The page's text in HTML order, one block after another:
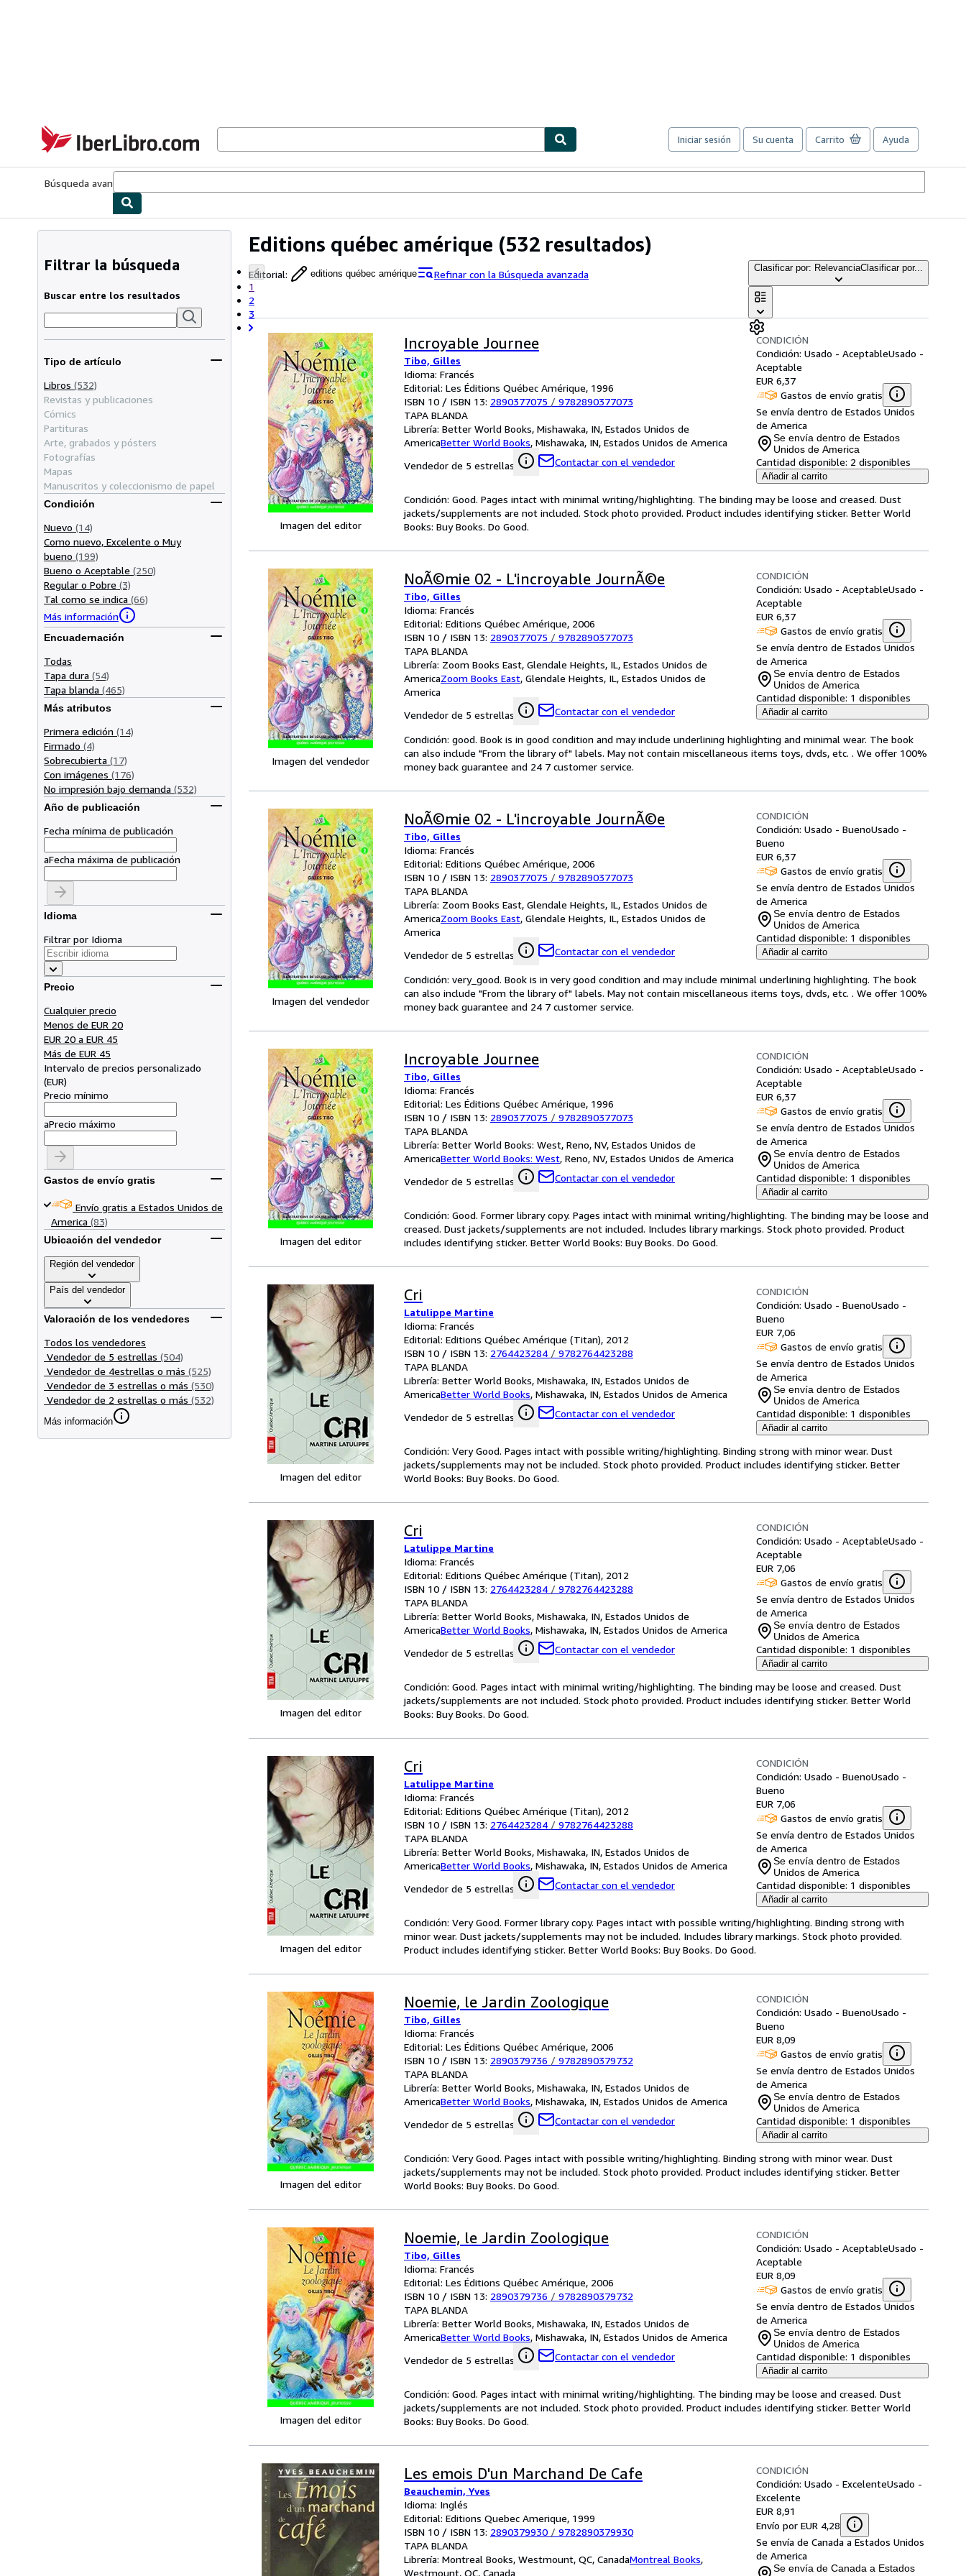
IberLibro.com
Iniciar sesión Su cuenta Carrito Ayuda
Búsqueda avanzada
Editions québec amérique (532 resultados)
Editorial: editions québec amérique
Refinar con la Búsqueda avanzada
1
2
3
Clasificar por: RelevanciaClasificar por...
Filtrar la búsqueda
Buscar entre los resultados
Tipo de artículo
Libros (532)
Revistas y publicaciones
Cómics
Partituras
Arte, grabados y pósters
Fotografías
Mapas
Manuscritos y coleccionismo de papel
Condición
Nuevo (14)
Como nuevo, Excelente o Muy
bueno (199)
Bueno o Aceptable (250)
Regular o Pobre (3)
Tal como se indica (66)
Más información
Encuadernación
Todas
Tapa dura (54)
Tapa blanda (465)
Más atributos
Primera edición (14)
Firmado (4)
Sobrecubierta (17)
Con imágenes (176)
No impresión bajo demanda (532)
Año de publicación
Fecha mínima de publicación
aFecha máxima de publicación
Idioma
Filtrar por Idioma
Precio
Cualquier precio
Menos de EUR 20
EUR 20 a EUR 45
Más de EUR 45
Intervalo de precios personalizado
(EUR)
Precio mínimo
aPrecio máximo
Gastos de envío gratis
Envío gratis a Estados Unidos de
America (83)
Ubicación del vendedor
Región del vendedor
País del vendedor
Valoración de los vendedores
Todos los vendedores
Vendedor de 5 estrellas (504)
Vendedor de 4estrellas o más (525)
Vendedor de 3 estrellas o más (530)
Vendedor de 2 estrellas o más (532)
Más información
Imagen del editor
Incroyable Journee
Tibo, Gilles
Idioma: Francés
Editorial: Les Éditions Québec Amérique, 1996
ISBN 10 / ISBN 13: 2890377075 / 9782890377073
TAPA BLANDA
Librería: Better World Books, Mishawaka, IN, Estados Unidos de
AmericaBetter World Books, Mishawaka, IN, Estados Unidos de America
Vendedor de 5 estrellas
Contactar con el vendedor
CONDICIÓN
Condición: Usado - AceptableUsado -
Aceptable
EUR 6,37
Gastos de envío gratis
Se envía dentro de Estados Unidos
de America
Se envía dentro de Estados
Unidos de America
Cantidad disponible: 2 disponibles
Añadir al carrito
Condición: Good. Pages intact with minimal writing/highlighting. The binding may be loose and creased. Dust
jackets/supplements are not included. Stock photo provided. Product includes identifying sticker. Better World
Books: Buy Books. Do Good.
Imagen del vendedor
NoÃ©mie 02 - L'incroyable JournÃ©e
Tibo, Gilles
Idioma: Francés
Editorial: Editions Québec Amérique, 2006
ISBN 10 / ISBN 13: 2890377075 / 9782890377073
TAPA BLANDA
Librería: Zoom Books East, Glendale Heights, IL, Estados Unidos de
AmericaZoom Books East, Glendale Heights, IL, Estados Unidos de
America
Vendedor de 5 estrellas
Contactar con el vendedor
CONDICIÓN
Condición: Usado - AceptableUsado -
Aceptable
EUR 6,37
Gastos de envío gratis
Se envía dentro de Estados Unidos
de America
Se envía dentro de Estados
Unidos de America
Cantidad disponible: 1 disponibles
Añadir al carrito
Condición: good. Book is in good condition and may include underlining highlighting and minimal wear. The book
can also include "From the library of" labels. May not contain miscellaneous items toys, dvds, etc. . We offer 100%
money back guarantee and 24 7 customer service.
Imagen del vendedor
NoÃ©mie 02 - L'incroyable JournÃ©e
Tibo, Gilles
Idioma: Francés
Editorial: Editions Québec Amérique, 2006
ISBN 10 / ISBN 13: 2890377075 / 9782890377073
TAPA BLANDA
Librería: Zoom Books East, Glendale Heights, IL, Estados Unidos de
AmericaZoom Books East, Glendale Heights, IL, Estados Unidos de
America
Vendedor de 5 estrellas
Contactar con el vendedor
CONDICIÓN
Condición: Usado - BuenoUsado -
Bueno
EUR 6,37
Gastos de envío gratis
Se envía dentro de Estados Unidos
de America
Se envía dentro de Estados
Unidos de America
Cantidad disponible: 1 disponibles
Añadir al carrito
Condición: very_good. Book is in very good condition and may include minimal underlining highlighting. The book
can also include "From the library of" labels. May not contain miscellaneous items toys, dvds, etc. . We offer 100%
money back guarantee and 24 7 customer service.
Imagen del editor
Incroyable Journee
Tibo, Gilles
Idioma: Francés
Editorial: Les Éditions Québec Amérique, 1996
ISBN 10 / ISBN 13: 2890377075 / 9782890377073
TAPA BLANDA
Librería: Better World Books: West, Reno, NV, Estados Unidos de
AmericaBetter World Books: West, Reno, NV, Estados Unidos de America
Vendedor de 5 estrellas
Contactar con el vendedor
CONDICIÓN
Condición: Usado - AceptableUsado -
Aceptable
EUR 6,37
Gastos de envío gratis
Se envía dentro de Estados Unidos
de America
Se envía dentro de Estados
Unidos de America
Cantidad disponible: 1 disponibles
Añadir al carrito
Condición: Good. Former library copy. Pages intact with minimal writing/highlighting. The binding may be loose and
creased. Dust jackets/supplements are not included. Includes library markings. Stock photo provided. Product
includes identifying sticker. Better World Books: Buy Books. Do Good.
Imagen del editor
Cri
Latulippe Martine
Idioma: Francés
Editorial: Editions Québec Amérique (Titan), 2012
ISBN 10 / ISBN 13: 2764423284 / 9782764423288
TAPA BLANDA
Librería: Better World Books, Mishawaka, IN, Estados Unidos de
AmericaBetter World Books, Mishawaka, IN, Estados Unidos de America
Vendedor de 5 estrellas
Contactar con el vendedor
CONDICIÓN
Condición: Usado - BuenoUsado -
Bueno
EUR 7,06
Gastos de envío gratis
Se envía dentro de Estados Unidos
de America
Se envía dentro de Estados
Unidos de America
Cantidad disponible: 1 disponibles
Añadir al carrito
Condición: Very Good. Pages intact with possible writing/highlighting. Binding strong with minor wear. Dust
jackets/supplements may not be included. Stock photo provided. Product includes identifying sticker. Better
World Books: Buy Books. Do Good.
Imagen del editor
Cri
Latulippe Martine
Idioma: Francés
Editorial: Editions Québec Amérique (Titan), 2012
ISBN 10 / ISBN 13: 2764423284 / 9782764423288
TAPA BLANDA
Librería: Better World Books, Mishawaka, IN, Estados Unidos de
AmericaBetter World Books, Mishawaka, IN, Estados Unidos de America
Vendedor de 5 estrellas
Contactar con el vendedor
CONDICIÓN
Condición: Usado - AceptableUsado -
Aceptable
EUR 7,06
Gastos de envío gratis
Se envía dentro de Estados Unidos
de America
Se envía dentro de Estados
Unidos de America
Cantidad disponible: 1 disponibles
Añadir al carrito
Condición: Good. Pages intact with minimal writing/highlighting. The binding may be loose and creased. Dust
jackets/supplements are not included. Stock photo provided. Product includes identifying sticker. Better World
Books: Buy Books. Do Good.
Imagen del editor
Cri
Latulippe Martine
Idioma: Francés
Editorial: Editions Québec Amérique (Titan), 2012
ISBN 10 / ISBN 13: 2764423284 / 9782764423288
TAPA BLANDA
Librería: Better World Books, Mishawaka, IN, Estados Unidos de
AmericaBetter World Books, Mishawaka, IN, Estados Unidos de America
Vendedor de 5 estrellas
Contactar con el vendedor
CONDICIÓN
Condición: Usado - BuenoUsado -
Bueno
EUR 7,06
Gastos de envío gratis
Se envía dentro de Estados Unidos
de America
Se envía dentro de Estados
Unidos de America
Cantidad disponible: 1 disponibles
Añadir al carrito
Condición: Very Good. Former library copy. Pages intact with possible writing/highlighting. Binding strong with
minor wear. Dust jackets/supplements may not be included. Includes library markings. Stock photo provided.
Product includes identifying sticker. Better World Books: Buy Books. Do Good.
Imagen del editor
Noemie, le Jardin Zoologique
Tibo, Gilles
Idioma: Francés
Editorial: Les Éditions Québec Amérique, 2006
ISBN 10 / ISBN 13: 2890379736 / 9782890379732
TAPA BLANDA
Librería: Better World Books, Mishawaka, IN, Estados Unidos de
AmericaBetter World Books, Mishawaka, IN, Estados Unidos de America
Vendedor de 5 estrellas
Contactar con el vendedor
CONDICIÓN
Condición: Usado - BuenoUsado -
Bueno
EUR 8,09
Gastos de envío gratis
Se envía dentro de Estados Unidos
de America
Se envía dentro de Estados
Unidos de America
Cantidad disponible: 1 disponibles
Añadir al carrito
Condición: Very Good. Pages intact with possible writing/highlighting. Binding strong with minor wear. Dust
jackets/supplements may not be included. Stock photo provided. Product includes identifying sticker. Better
World Books: Buy Books. Do Good.
Imagen del editor
Noemie, le Jardin Zoologique
Tibo, Gilles
Idioma: Francés
Editorial: Les Éditions Québec Amérique, 2006
ISBN 10 / ISBN 13: 2890379736 / 9782890379732
TAPA BLANDA
Librería: Better World Books, Mishawaka, IN, Estados Unidos de
AmericaBetter World Books, Mishawaka, IN, Estados Unidos de America
Vendedor de 5 estrellas
Contactar con el vendedor
CONDICIÓN
Condición: Usado - AceptableUsado -
Aceptable
EUR 8,09
Gastos de envío gratis
Se envía dentro de Estados Unidos
de America
Se envía dentro de Estados
Unidos de America
Cantidad disponible: 1 disponibles
Añadir al carrito
Condición: Good. Pages intact with minimal writing/highlighting. The binding may be loose and creased. Dust
jackets/supplements are not included. Stock photo provided. Product includes identifying sticker. Better World
Books: Buy Books. Do Good.
Les emois D'un Marchand De Cafe
Beauchemin, Yves
Idioma: Inglés
Editorial: Editions Quebec Amerique, 1999
ISBN 10 / ISBN 13: 2890379930 / 9782890379930
TAPA BLANDA
Librería: Montreal Books, Westmount, QC, CanadaMontreal Books,
Westmount, QC, Canada
CONDICIÓN
Condición: Usado - ExcelenteUsado -
Excelente
EUR 8,91
Envío por EUR 4,28
Se envía de Canada a Estados Unidos
de America
Se envía de Canada a Estados